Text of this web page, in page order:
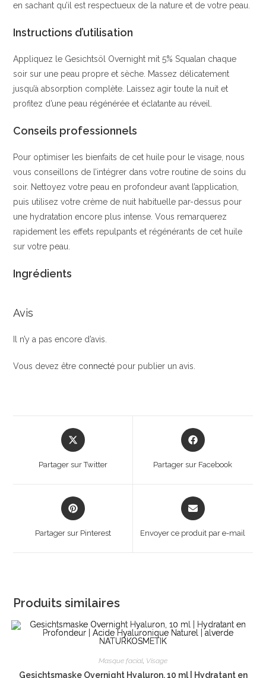
en sachant qu’il est respectueux de la nature et de votre peau.
Instructions d’utilisation
Appliquez le Gesichtsöl Overnight mit 5% Squalan chaque
soir sur une peau propre et sèche. Massez délicatement
jusqu’à absorption complète. Laissez agir toute la nuit et
profitez d’une peau régénérée et éclatante au réveil.
Conseils professionnels
Pour optimiser les bienfaits de cet huile pour le visage, nous
vous conseillons de l’intégrer dans votre routine de soins du
soir. Nettoyez votre peau en profondeur avant l’application,
puis utilisez votre crème de nuit habituelle par-dessus pour
une hydratation encore plus intense. Vous remarquerez
rapidement les effets repulpants et régénérants de cet huile
sur votre peau.
Ingrédients
Avis
Il n’y a pas encore d’avis.
Vous devez être connecté pour publier un avis.
Opens
in
new
Partager sur Twitter
Opens
in
Partager sur Facebook
Opens
in
Partager sur Pinterest
Opens
in
new
Envoyer ce produit par e-mail
Produits similaires
Masque facial, Visage
Gesichtsmaske Overnight Hyaluron, 10 ml | Hydratant en